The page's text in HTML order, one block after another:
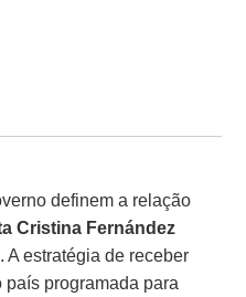
definem a relação
Cristina Fernández
estratégia de receber
programada para